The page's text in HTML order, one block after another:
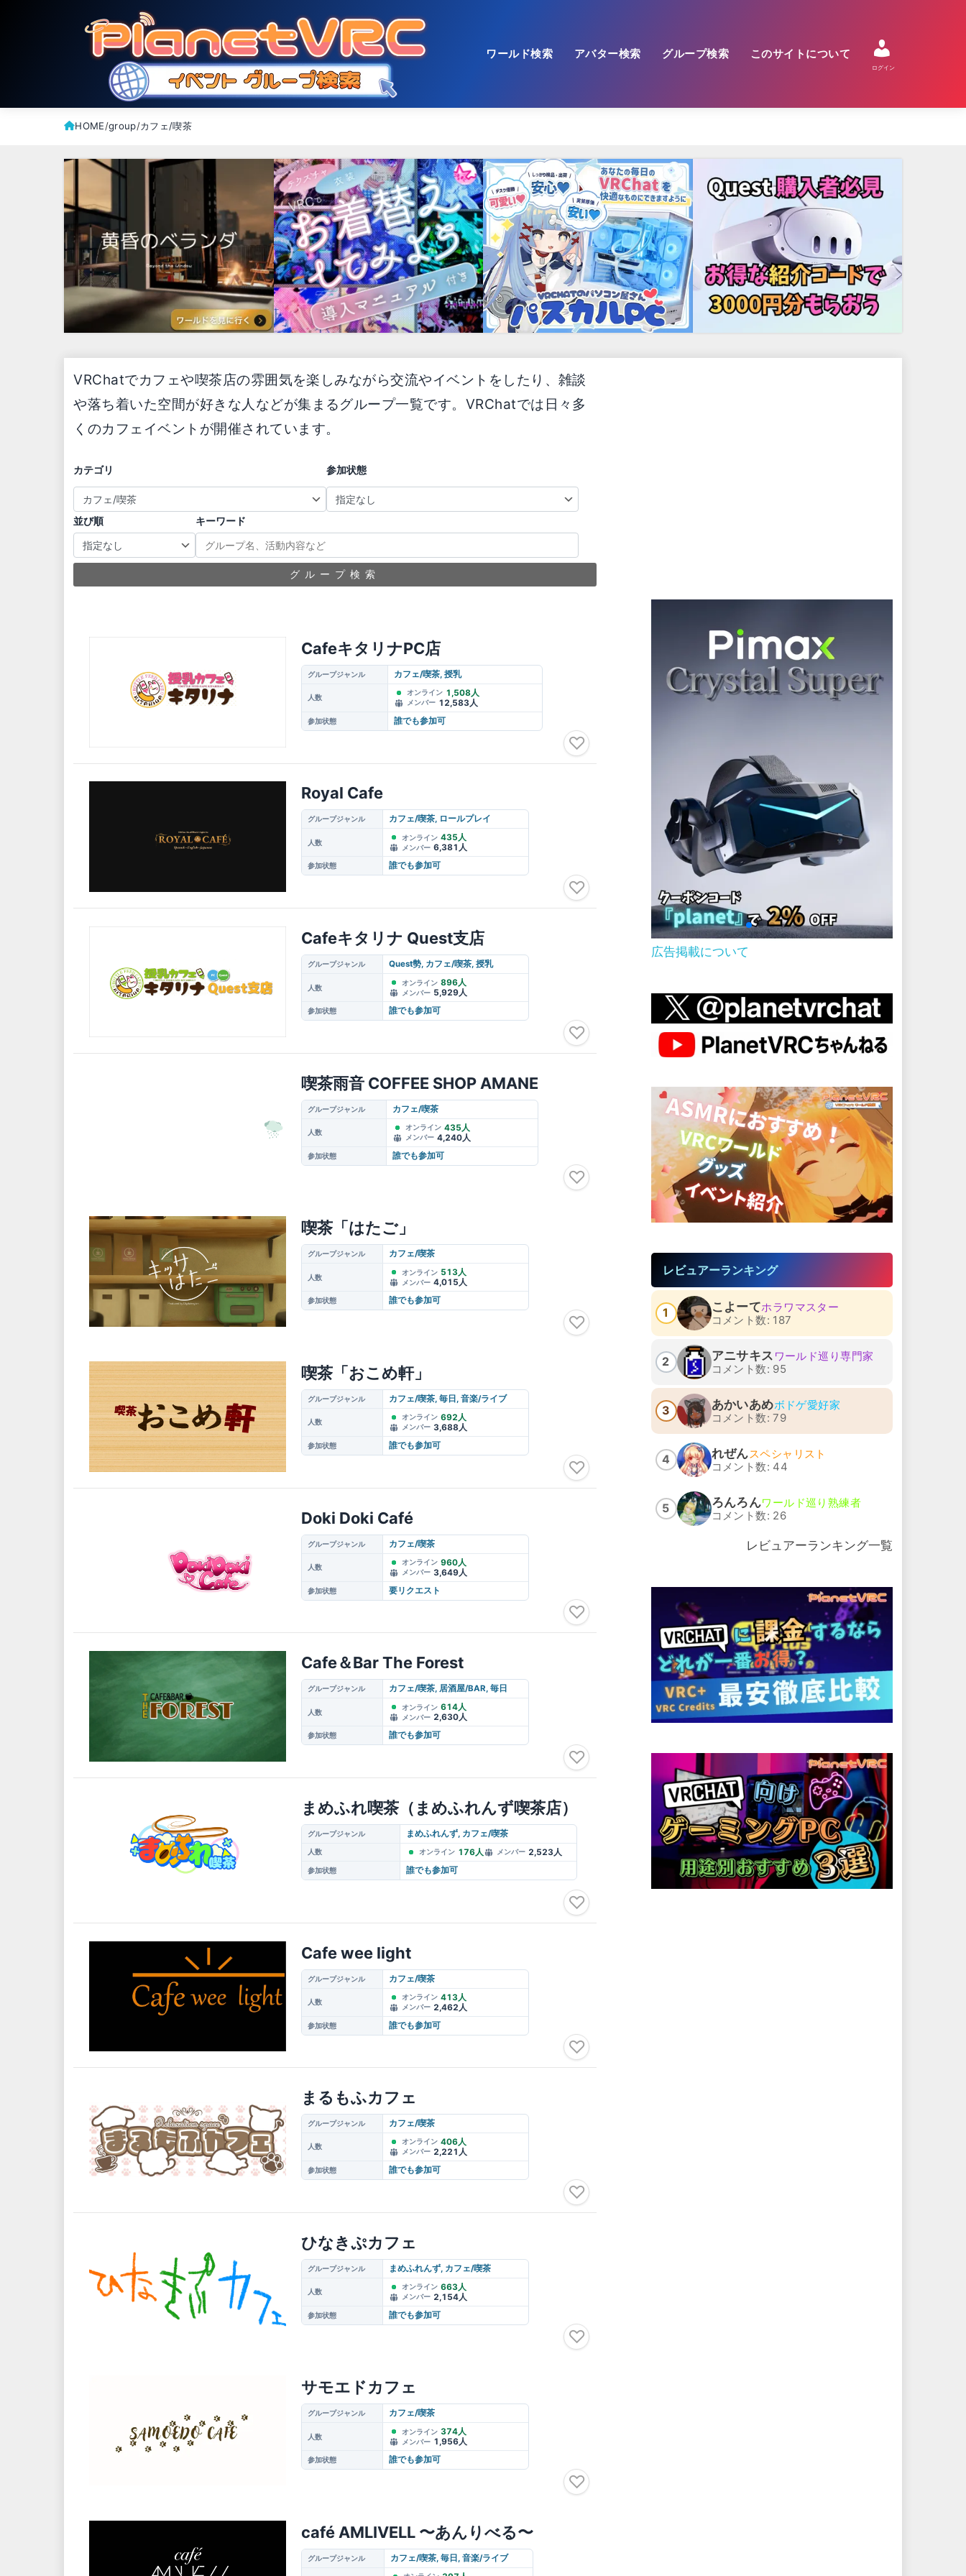
ワールド検索 アバター検索 グループ検索 このサイトについて
ログイン
HOME group カフェ/喫茶
VRChatでカフェや喫茶店の雰囲気を楽しみながら交流やイベントをしたり、雑談
や落ち着いた空間が好きな人などが集まるグループ一覧です。VRChatでは日々多
くのカフェイベントが開催されています。
カテゴリ 参加状態
並び順 キーワード
グループ検索
CafeキタリナPC店
グループジャンル カフェ/喫茶, 授乳
人数
オンライン 1,508人
メンバー 12,583人
参加状態 誰でも参加可
♡
Royal Cafe
グループジャンル カフェ/喫茶, ロールプレイ
人数
オンライン 435人
メンバー 6,381人
参加状態 誰でも参加可
♡
Cafeキタリナ Quest支店
グループジャンル Quest勢, カフェ/喫茶, 授乳
人数
オンライン 896人
メンバー 5,929人
参加状態 誰でも参加可
♡
喫茶雨音 COFFEE SHOP AMANE
グループジャンル カフェ/喫茶
人数
オンライン 435人
メンバー 4,240人
参加状態 誰でも参加可
♡
喫茶「はたご」
グループジャンル カフェ/喫茶
人数
オンライン 513人
メンバー 4,015人
参加状態 誰でも参加可
♡
喫茶「おこめ軒」
グループジャンル カフェ/喫茶, 毎日, 音楽/ライブ
人数
オンライン 692人
メンバー 3,688人
参加状態 誰でも参加可
♡
Doki Doki Café
グループジャンル カフェ/喫茶
人数
オンライン 960人
メンバー 3,649人
参加状態 要リクエスト
♡
Cafe＆Bar The Forest
グループジャンル カフェ/喫茶, 居酒屋/BAR, 毎日
人数
オンライン 614人
メンバー 2,630人
参加状態 誰でも参加可
♡
まめふれ喫茶（まめふれんず喫茶店）
グループジャンル まめふれんず, カフェ/喫茶
人数 オンライン 176人 メンバー 2,523人
参加状態 誰でも参加可
♡
Cafe wee light
グループジャンル カフェ/喫茶
人数
オンライン 413人
メンバー 2,462人
参加状態 誰でも参加可
♡
まるもふカフェ
グループジャンル カフェ/喫茶
人数
オンライン 406人
メンバー 2,221人
参加状態 誰でも参加可
♡
ひなきぷカフェ
グループジャンル まめふれんず, カフェ/喫茶
人数
オンライン 663人
メンバー 2,154人
参加状態 誰でも参加可
♡
サモエドカフェ
グループジャンル カフェ/喫茶
人数
オンライン 374人
メンバー 1,956人
参加状態 誰でも参加可
♡
café AMLIVELL 〜あんりべる〜
グループジャンル カフェ/喫茶, 毎日, 音楽/ライブ
広告掲載について
レビュアーランキング
1 こよーてホラワマスター
コメント数: 187
2 アニサキス ワールド巡り専門家
コメント数: 95
3 あかいあめボドゲ愛好家
コメント数: 79
4 れぜんスペシャリスト
コメント数: 44
5 ろんろんワールド巡り熟練者
コメント数: 26
レビュアーランキング一覧